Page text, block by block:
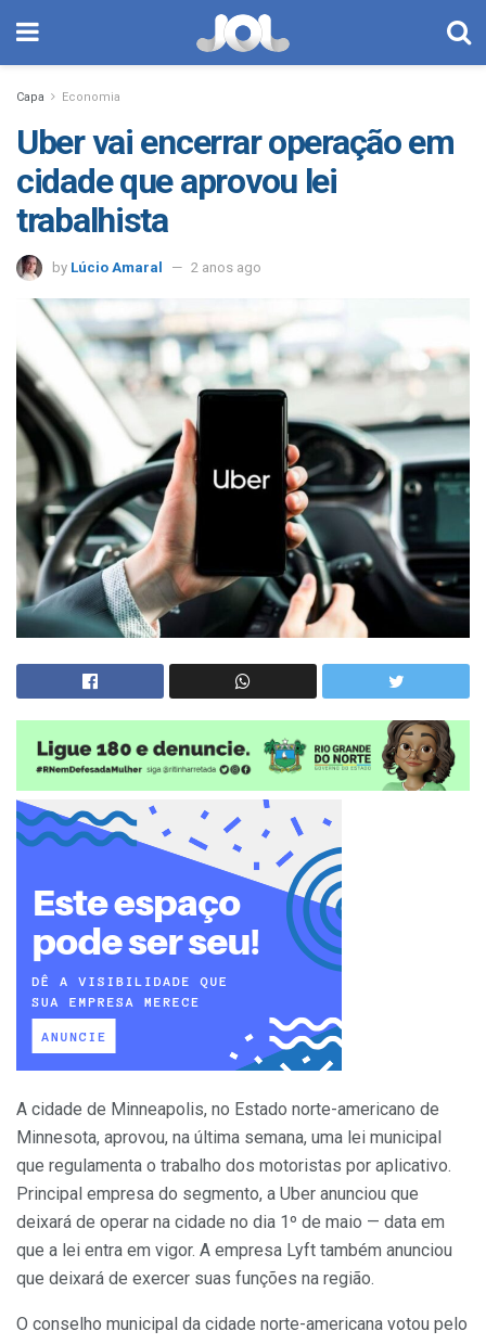
Capa Economia
Uber vai encerrar operação em
cidade que aprovou lei
trabalhista
by Lúcio Amaral 2 anos ago
A cidade de Minneapolis, no Estado norte-americano de
Minnesota, aprovou, na última semana, uma lei municipal
que regulamenta o trabalho dos motoristas por aplicativo.
Principal empresa do segmento, a Uber anunciou que
deixará de operar na cidade no dia 1º de maio — data em
que a lei entra em vigor. A empresa Lyft também anunciou
que deixará de exercer suas funções na região.
O conselho municipal da cidade norte-americana votou pelo